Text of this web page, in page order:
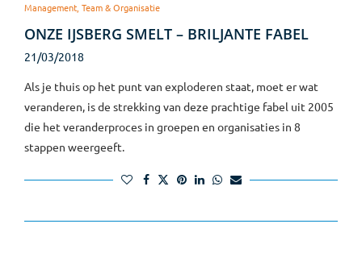
Management, Team & Organisatie
ONZE IJSBERG SMELT – BRILJANTE FABEL
21/03/2018
Als je thuis op het punt van exploderen staat, moet er wat
veranderen, is de strekking van deze prachtige fabel uit 2005
die het veranderproces in groepen en organisaties in 8
stappen weergeeft.